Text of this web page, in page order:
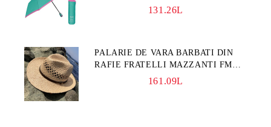
TECHNOLOGY 21808, TURCOAZ
131.26L
PALARIE DE VARA BARBATI DIN
RAFIE FRATELLI MAZZANTI FM
7932, NATURAL161.09L